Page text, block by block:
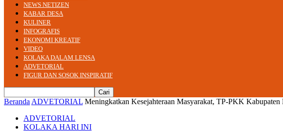
NEWS NETIZEN
KABAR DESA
KULINER
INFOGRAFIS
EKONOMI KREATIF
VIDEO
KOLAKA DALAM LENSA
ADVETORIAL
FIGUR DAN SOSOK INSPIRATIF
Beranda ADVETORIAL Meningkatkan Kesejahteraan Masyarakat, TP-PKK
ADVETORIAL
KOLAKA HARI INI